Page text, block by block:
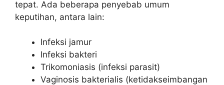
tepat. Ada beberapa penyebab umum
keputihan, antara lain:
Infeksi jamur
Infeksi bakteri
Trikomoniasis (infeksi parasit)
Vaginosis bakterialis (ketidakseimbangan